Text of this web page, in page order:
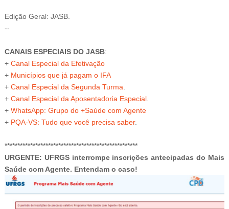
Edição Geral: JASB.
--
CANAIS ESPECIAIS DO JASB:
+ Canal Especial da Efetivação
+ Municípios que já pagam o IFA
+ Canal Especial da Segunda Turma
+ Canal Especial da Aposentadoria Especial.
+ WhatsApp: Grupo do +Saúde com Agente
+ PQA-VS: Tudo que você precisa saber.
****************************************************
URGENTE: UFRGS interrompe inscrições antecipadas do Mais
Saúde com Agente. Entendam o caso!